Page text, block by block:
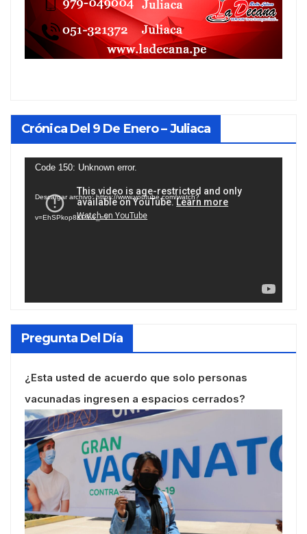
Crónica Del 9 De Enero – Juliaca
Reproductor
vídeo
Code 150: Unknown error.
Descargar archivo: https://www.youtube.com/watch?
v=EhSPkop8KPY&_=1
Pregunta Del Día
¿Esta usted de acuerdo que solo personas
vacunadas ingresen a espacios cerrados?